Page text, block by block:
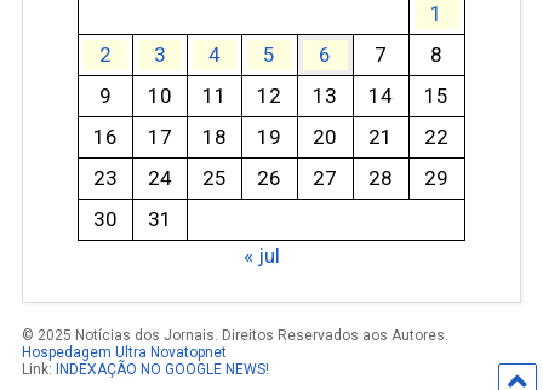
1
2
3 4 5 6 7
8
9
10 11 12 13 14
15
16
17 18 19 20 21
22
23
24 25 26 27 28
29
30
31
« jul
© 2025 Notícias dos Jornais. Direitos Reservados aos Autores.
Hospedagem Ultra Novatopnet
Link:
INDEXAÇÃO NO GOOGLE NEWS!